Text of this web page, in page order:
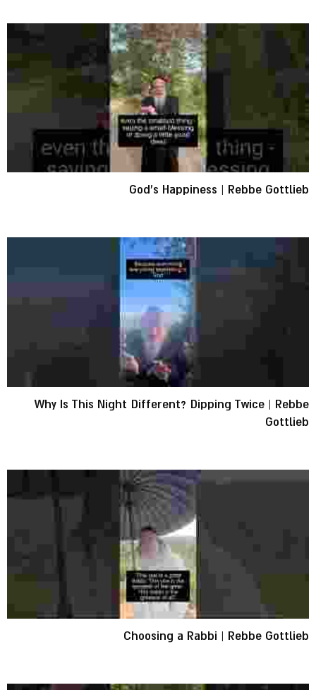
God's Happiness | Rebbe Gottlieb
Why Is This Night Different? Dipping Twice | Rebbe
Gottlieb
Choosing a Rabbi | Rebbe Gottlieb